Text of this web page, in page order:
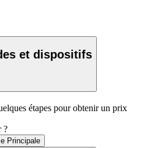
et dispositifs
étapes pour obtenir un prix
?
Principale